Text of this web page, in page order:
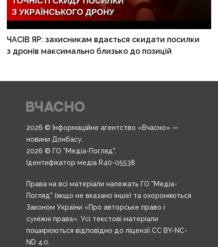
ЧАСІВ ЯР: захисникам вдається скидати посилки
з дронів максимально близько до позицій
2026 © Інформаційне агентство «Вчасно» —
новини Донбасу.
2026 © ГО "Медіа-Погляд".
Ідентифікатор медіа R40-05538
Права на всі матеріали належать ГО "Медіа-
Погляд" (якщо не вказано інше) та охороняються
Законом України «Про авторське право і
суміжні права». Усі текстові матеріали
поширюються відповідно до ліцензії CC BY-NC-
ND 4.0.